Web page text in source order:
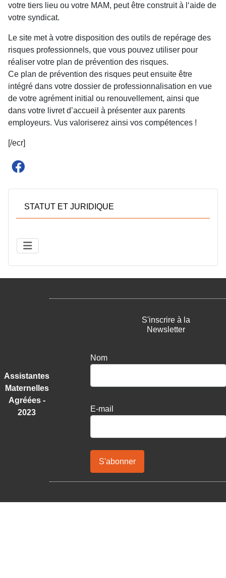
votre tiers lieu ou votre MAM, peut être construit à l‘aide de
votre syndicat.
Le site met à votre disposition des outils de repérage des
risques professionnels, que vous pouvez utiliser pour
réaliser votre plan de prévention des risques.
Ce plan de prévention des risques peut ensuite être
intégré dans votre dossier de professionnalisation en vue
de votre agrément initial ou renouvellement, ainsi que
dans votre livret d’accueil à présenter aux parents
employeurs. Vus valoriserez ainsi vos compétences !
[/ecr]
STATUT ET JURIDIQUE
Assistantes
Maternelles
Agréées -
2023
S'inscrire à la
Newsletter
Nom
E-mail
S'abonner